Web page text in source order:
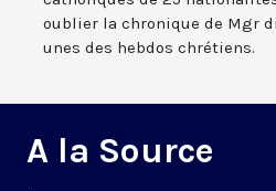
oublier la chronique de Mgr
unes des hebdos chrétiens.
A la Source